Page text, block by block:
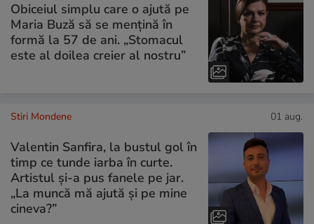
Obiceiul simplu care o ajută pe
Maria Buză să se mențină în
formă la 57 de ani. „Stomacul
este al doilea creier al nostru”
Stiri Mondene 01 aug.
Valentin Sanfira, la bustul gol în
timp ce tunde iarba în curte.
Artistul și-a pus fanele pe jar.
„La muncă mă ajută și pe mine
cineva?”